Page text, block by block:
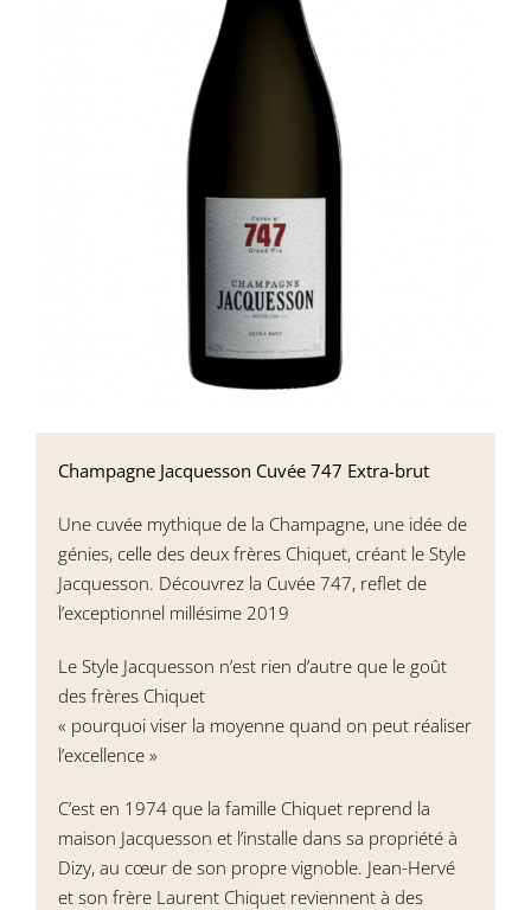
Champagne Jacquesson Cuvée 747 Extra-brut
Une cuvée mythique de la Champagne, une idée de
génies, celle des deux frères Chiquet, créant le Style
Jacquesson. Découvrez la Cuvée 747, reflet de
l’exceptionnel millésime 2019
Le Style Jacquesson n’est rien d’autre que le goût
des frères Chiquet
« pourquoi viser la moyenne quand on peut réaliser
l’excellence »
C’est en 1974 que la famille Chiquet reprend la
maison Jacquesson et l’installe dans sa propriété à
Dizy, au cœur de son propre vignoble. Jean-Hervé
et son frère Laurent Chiquet reviennent à des